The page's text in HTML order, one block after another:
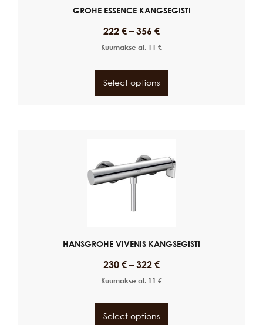
GROHE ESSENCE KANGSEGISTI
222 € – 356 €
Kuumakse al. 11 €
Select options
HANSGROHE VIVENIS KANGSEGISTI
230 € – 322 €
Kuumakse al. 11 €
Select options